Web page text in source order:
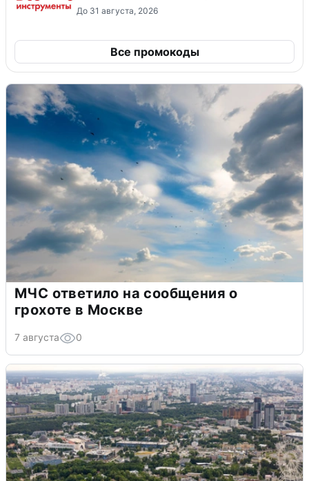
До 31 августа, 2026
Все промокоды
МЧС ответило на сообщения о
грохоте в Москве
7 августа 0